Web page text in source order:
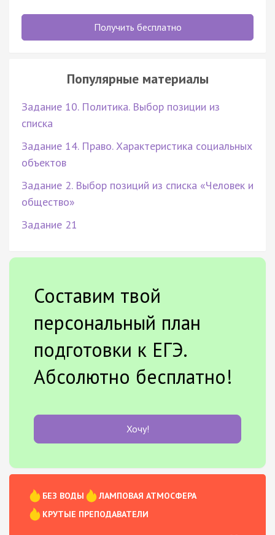
Получить бесплатно
Популярные материалы
Задание 10. Политика. Выбор позиции из
списка
Задание 14. Право. Характеристика социальных
объектов
Задание 2. Выбор позиций из списка «Человек и
общество»
Задание 21
Составим твой
персональный план
подготовки к ЕГЭ.
Абсолютно бесплатно!
Хочу!
БЕЗ ВОДЫ
ЛАМПОВАЯ АТМОСФЕРА
КРУТЫЕ ПРЕПОДАВАТЕЛИ